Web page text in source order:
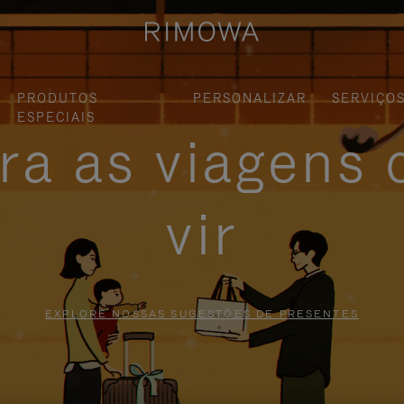
PRODUTOS
ESPECIAIS
PERSONALIZAR
as viagens
vir
EXPLORE NOSSAS SUGESTÕES DE PRESENTES